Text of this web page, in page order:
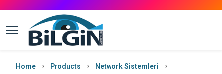
Home Products
Network Sistemleri